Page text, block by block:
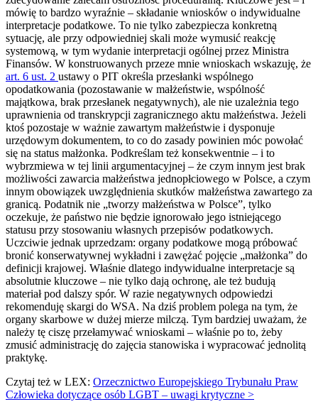
mówię to bardzo wyraźnie – składanie wniosków o indywidualne
interpretacje podatkowe. To nie tylko zabezpiecza konkretną
sytuację, ale przy odpowiedniej skali może wymusić reakcję
systemową, w tym wydanie interpretacji ogólnej przez Ministra
Finansów. W konstruowanych przeze mnie wnioskach wskazuję, że
art. 6 ust. 2 ustawy o PIT określa przesłanki wspólnego
opodatkowania (pozostawanie w małżeństwie, wspólność
majątkowa, brak przesłanek negatywnych), ale nie uzależnia tego
uprawnienia od transkrypcji zagranicznego aktu małżeństwa. Jeżeli
ktoś pozostaje w ważnie zawartym małżeństwie i dysponuje
urzędowym dokumentem, to co do zasady powinien móc powołać
się na status małżonka. Podkreślam też konsekwentnie – i to
wybrzmiewa w tej linii argumentacyjnej – że czym innym jest brak
możliwości zawarcia małżeństwa jednopłciowego w Polsce, a czym
innym obowiązek uwzględnienia skutków małżeństwa zawartego za
granicą. Podatnik nie „tworzy małżeństwa w Polsce”, tylko
oczekuje, że państwo nie będzie ignorowało jego istniejącego
statusu przy stosowaniu własnych przepisów podatkowych.
Uczciwie jednak uprzedzam: organy podatkowe mogą próbować
bronić konserwatywnej wykładni i zawężać pojęcie „małżonka” do
definicji krajowej. Właśnie dlatego indywidualne interpretacje są
absolutnie kluczowe – nie tylko dają ochronę, ale też budują
materiał pod dalszy spór. W razie negatywnych odpowiedzi
rekomenduję skargi do WSA. Na dziś problem polega na tym, że
organy skarbowe w dużej mierze milczą. Tym bardziej uważam, że
należy tę ciszę przełamywać wnioskami – właśnie po to, żeby
zmusić administrację do zajęcia stanowiska i wypracować jednolitą
praktykę.
Czytaj też w LEX: Orzecznictwo Europejskiego Trybunału Praw
Człowieka dotyczące osób LGBT – uwagi krytyczne >